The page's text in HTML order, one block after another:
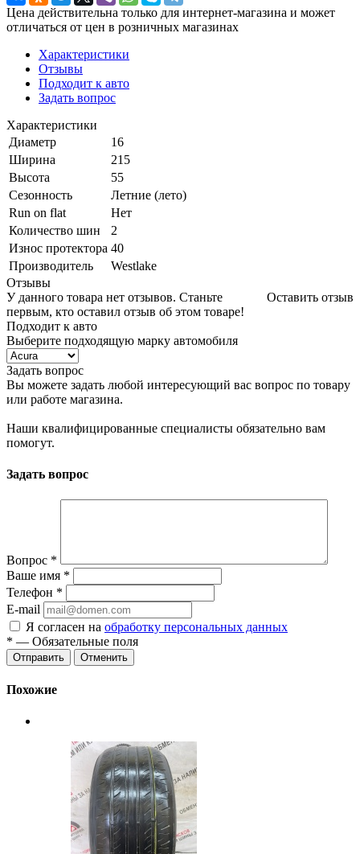
Цена действительна только для интернет-магазина и может
отличаться от цен в розничных магазинах
Характеристики
Отзывы
Подходит к авто
Задать вопрос
Характеристики
Диаметр
16
Ширина
215
Высота
55
Сезонность
Летние (лето)
Run on flat
Нет
Количество шин
2
Износ протектора 40
Производитель
Westlake
Отзывы
Оставить отзыв
У данного товара нет отзывов. Станьте
первым, кто оставил отзыв об этом товаре!
Подходит к авто
Выберите подходящую марку автомобиля
Задать вопрос
Вы можете задать любой интересующий вас вопрос по товару
или работе магазина.
Наши квалифицированные специалисты обязательно вам
помогут.
Задать вопрос
Вопрос *
Ваше имя *
Телефон *
E-mail
Я согласен на обработку персональных данных
* — Обязательные поля
Отменить
Похожие